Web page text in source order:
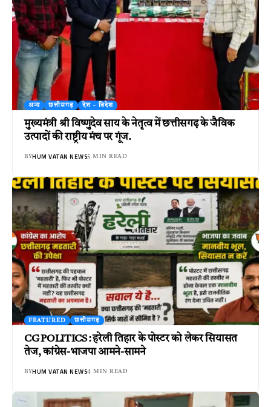
अन्य छत्तीसगढ़ देश - विदेश
मुख्यमंत्री श्री विष्णुदेव साय के नेतृत्व में छत्तीसगढ़ के जैविक
उत्पादों की राष्ट्रीय मंच पर गूंज.
BYHUM VATAN NEWS5 MIN READ
FEATURED छत्तीसगढ़
CG POLITICS : हरेली तिहार के पोस्टर को लेकर सियासत
तेज, कांग्रेस-भाजपा आमने-सामने
BYHUM VATAN NEWS4 MIN READ